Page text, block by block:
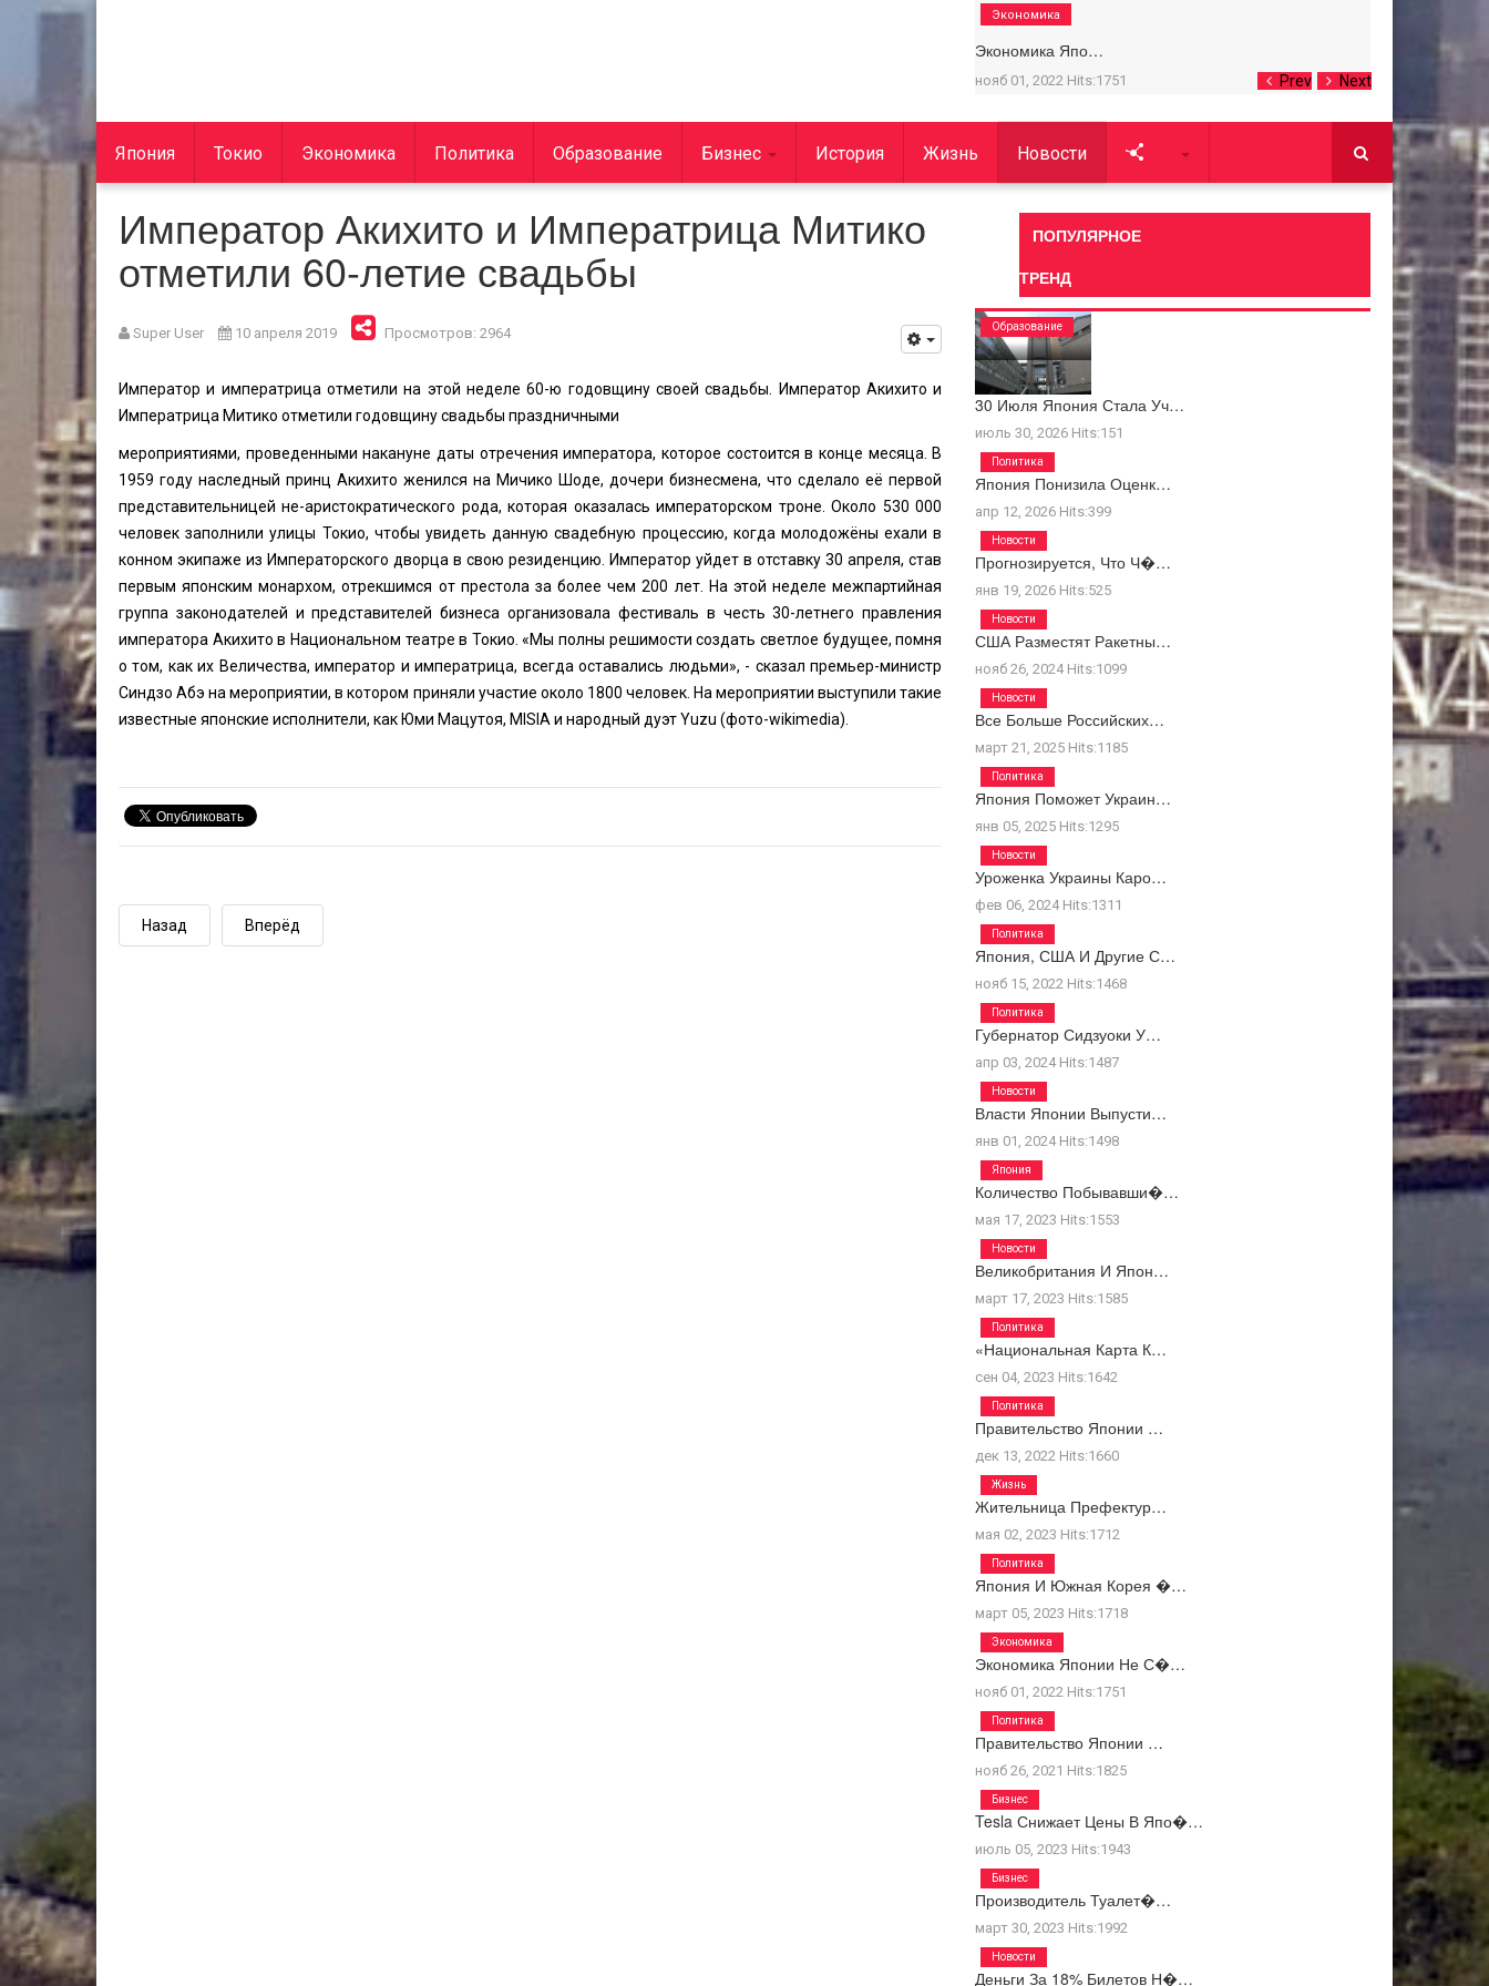
Prev Next
Экономика Япо…
нояб 01, 2022 Hits:1751
Экономика
Япония Токио Экономика Политика Образование Бизнес История Жизнь Новости
Император Акихито и Императрица Митико
отметили 60-летие свадьбы
Super User 10 апреля 2019 Просмотров: 2964
Император и императрица отметили на этой неделе 60-ю годовщину своей свадьбы. Император Акихито и
Императрица Митико отметили годовщину свадьбы праздничными
мероприятиями, проведенными накануне даты отречения императора, которое состоится в конце месяца. В
1959 году наследный принц Акихито женился на Мичико Шоде, дочери бизнесмена, что сделало её первой
представительницей не-аристократического рода, которая оказалась императорском троне. Около 530 000
человек заполнили улицы Токио, чтобы увидеть данную свадебную процессию, когда молодожёны ехали в
конном экипаже из Императорского дворца в свою резиденцию. Император уйдет в отставку 30 апреля, став
первым японским монархом, отрекшимся от престола за более чем 200 лет. На этой неделе межпартийная
группа законодателей и представителей бизнеса организовала фестиваль в честь 30-летнего правления
императора Акихито в Национальном театре в Токио. «Мы полны решимости создать светлое будущее, помня
о том, как их Величества, император и императрица, всегда оставались людьми», - сказал премьер-министр
Синдзо Абэ на мероприятии, в котором приняли участие около 1800 человек. На мероприятии выступили такие
известные японские исполнители, как Юми Мацутоя, MISIA и народный дуэт Yuzu (фото-wikimedia).
Назад Вперёд
ПОПУЛЯРНОЕ
ТРЕНД
30 Июля Япония Стала Уч…
июль 30, 2026 Hits:151
Образование
Япония Понизила Оценк…
апр 12, 2026 Hits:399
Политика
Прогнозируется, Что Ч�…
янв 19, 2026 Hits:525
Новости
США Разместят Ракетны…
нояб 26, 2024 Hits:1099
Новости
Все Больше Российских…
март 21, 2025 Hits:1185
Новости
Япония Поможет Украин…
янв 05, 2025 Hits:1295
Политика
Уроженка Украины Каро…
фев 06, 2024 Hits:1311
Новости
Япония, США И Другие С…
нояб 15, 2022 Hits:1468
Политика
Губернатор Сидзуоки У…
апр 03, 2024 Hits:1487
Политика
Власти Японии Выпусти…
янв 01, 2024 Hits:1498
Новости
Количество Побывавши�…
мая 17, 2023 Hits:1553
Япония
Великобритания И Япон…
март 17, 2023 Hits:1585
Новости
«Национальная Карта К…
сен 04, 2023 Hits:1642
Политика
Правительство Японии …
дек 13, 2022 Hits:1660
Политика
Жительница Префектур…
мая 02, 2023 Hits:1712
Жизнь
Япония И Южная Корея �…
март 05, 2023 Hits:1718
Политика
Экономика Японии Не С�…
нояб 01, 2022 Hits:1751
Экономика
Правительство Японии …
нояб 26, 2021 Hits:1825
Политика
Tesla Снижает Цены В Япо�…
июль 05, 2023 Hits:1943
Бизнес
Производитель Туалет�…
март 30, 2023 Hits:1992
Бизнес
Деньги За 18% Билетов Н�…
Новости